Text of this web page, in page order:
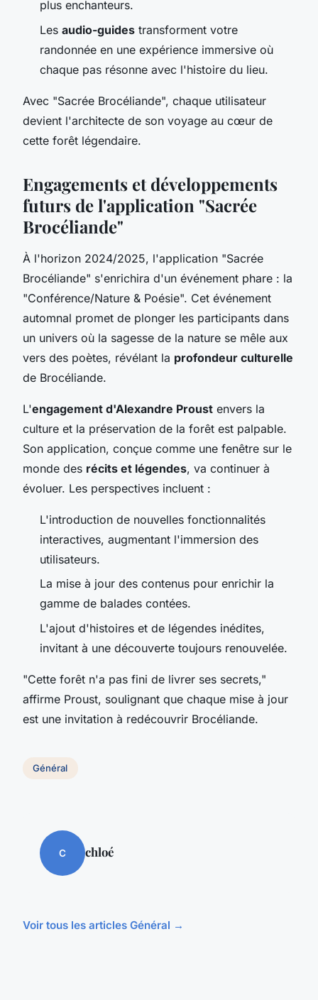
plus enchanteurs.
Les audio-guides transforment votre
randonnée en une expérience immersive où
chaque pas résonne avec l'histoire du lieu.
Avec "Sacrée Brocéliande", chaque utilisateur
devient l'architecte de son voyage au cœur de
cette forêt légendaire.
Engagements et développements
futurs de l'application "Sacrée
Brocéliande"
À l'horizon 2024/2025, l'application "Sacrée
Brocéliande" s'enrichira d'un événement phare : la
"Conférence/Nature & Poésie". Cet événement
automnal promet de plonger les participants dans
un univers où la sagesse de la nature se mêle aux
vers des poètes, révélant la profondeur culturelle
de Brocéliande.
L'engagement d'Alexandre Proust envers la
culture et la préservation de la forêt est palpable.
Son application, conçue comme une fenêtre sur le
monde des récits et légendes, va continuer à
évoluer. Les perspectives incluent :
L'introduction de nouvelles fonctionnalités
interactives, augmentant l'immersion des
utilisateurs.
La mise à jour des contenus pour enrichir la
gamme de balades contées.
L'ajout d'histoires et de légendes inédites,
invitant à une découverte toujours renouvelée.
"Cette forêt n'a pas fini de livrer ses secrets,"
affirme Proust, soulignant que chaque mise à jour
est une invitation à redécouvrir Brocéliande.
Général
C chloé
Voir tous les articles Général →